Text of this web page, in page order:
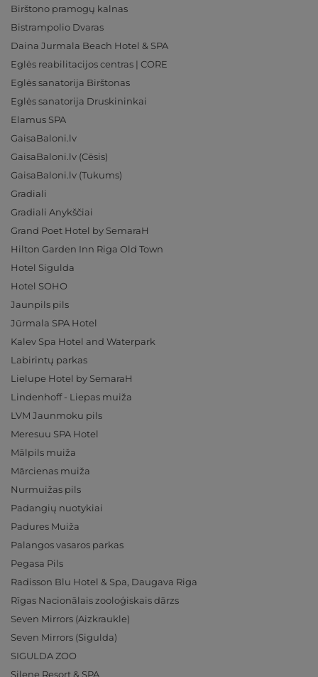
Birštono pramogų kalnas
Bistrampolio Dvaras
Daina Jurmala Beach Hotel & SPA
Eglės reabilitacijos centras | CORE
Eglės sanatorija Birštonas
Eglės sanatorija Druskininkai
Elamus SPA
GaisaBaloni.lv
GaisaBaloni.lv (Cēsis)
GaisaBaloni.lv (Tukums)
Gradiali
Gradiali Anykščiai
Grand Poet Hotel by SemaraH
Hilton Garden Inn Riga Old Town
Hotel Sigulda
Hotel SOHO
Jaunpils pils
Jūrmala SPA Hotel
Kalev Spa Hotel and Waterpark
Labirintų parkas
Lielupe Hotel by SemaraH
Lindenhoff - Liepas muiža
LVM Jaunmoku pils
Meresuu SPA Hotel
Mālpils muiža
Mārcienas muiža
Nurmuižas pils
Padangių nuotykiai
Padures Muiža
Palangos vasaros parkas
Pegasa Pils
Radisson Blu Hotel & Spa, Daugava Riga
Rīgas Nacionālais zooloģiskais dārzs
Seven Mirrors (Aizkraukle)
Seven Mirrors (Sigulda)
SIGULDA ZOO
Silene Resort & SPA